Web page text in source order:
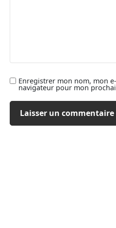
Enregistrer mon nom, mon
navigateur pour mon